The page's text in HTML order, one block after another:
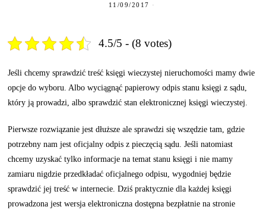
11/09/2017
4.5/5 - (8 votes)
Jeśli chcemy sprawdzić treść księgi wieczystej nieruchomości mamy dwie
opcje do wyboru. Albo wyciągnąć papierowy odpis stanu księgi z sądu,
który ją prowadzi, albo sprawdzić stan elektronicznej księgi wieczystej.
Pierwsze rozwiązanie jest dłuższe ale sprawdzi się wszędzie tam, gdzie
potrzebny nam jest oficjalny odpis z pieczęcią sądu. Jeśli natomiast
chcemy uzyskać tylko informacje na temat stanu księgi i nie mamy
zamiaru nigdzie przedkładać oficjalnego odpisu, wygodniej będzie
sprawdzić jej treść w internecie. Dziś praktycznie dla każdej księgi
prowadzona jest wersja elektroniczna dostępna bezpłatnie na stronie